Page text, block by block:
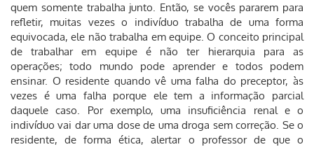
quem somente trabalha junto. Então, se vocês pararem para
refletir, muitas vezes o indivíduo trabalha de uma forma
equivocada, ele não trabalha em equipe. O conceito principal
de trabalhar em equipe é não ter hierarquia para as
operações; todo mundo pode aprender e todos podem
ensinar. O residente quando vê uma falha do preceptor, às
vezes é uma falha porque ele tem a informação parcial
daquele caso. Por exemplo, uma insuficiência renal e o
indivíduo vai dar uma dose de uma droga sem correção. Se o
residente, de forma ética, alertar o professor de que o